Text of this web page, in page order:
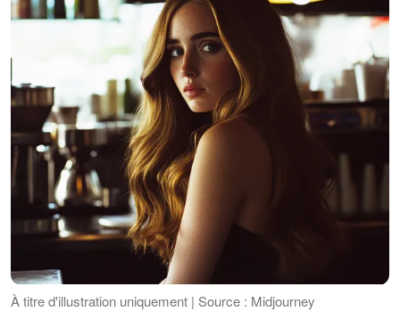
À titre d'illustration uniquement | Source : Midjourney